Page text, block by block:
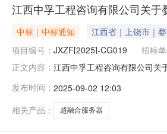
江西中孚工程咨询有限公司关
中标｜中标通知 江西省｜上饶市｜
项目编号： JXZF[2025]-CG019 招标单
正文内容： 江西中孚工程咨询有限公司关
文创中心3号楼1楼联系人：
发布时间： 2025-09-02 12:03
相关产品：
超融合服务器